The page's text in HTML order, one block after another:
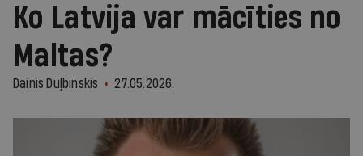
Ko Latvija var mācīties no
Maltas?
Dainis Duļbinskis 27.05.2026.